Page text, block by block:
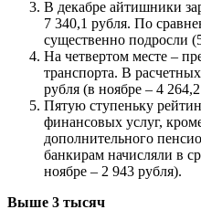
В декабре айтишники
7 340,1 рубля. По
существенно подросли
На четвертом месте –
транспорта. В
рубля (в ноябре – 4
Пятую ступеньку
финансовых услуг,
дополнительного
банкирам начисляли в
ноябре – 2 943 рубля).
Выше 3 тысяч